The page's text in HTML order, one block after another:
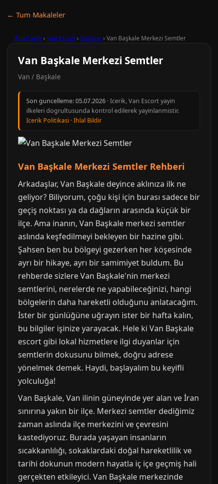
← Tum Makaleler
Ana Sayfa › Van Escort› Başkale› Van Başkale Merkezi Semtler
Van Başkale Merkezi Semtler
Van / Başkale
Son guncelleme:05.07.2026 · Icerik, Van Escort yayin
ilkeleri dogrultusunda kontrol edilerek yayinlanmistir.
Icerik Politikasi ·Ihlal Bildir
Van Başkale Merkezi Semtler Rehberi
Arkadaşlar, Van Başkale deyince aklınıza ilk ne
geliyor? Biliyorum, çoğu kişi için burası sadece bir
geçiş noktası ya da dağların arasında küçük bir
ilçe. Ama inanın, Van Başkale merkezi semtler
aslında keşfedilmeyi bekleyen bir hazine gibi.
Şahsen ben bu bölgeyi gezerken her köşesinde
ayrı bir hikaye, ayrı bir samimiyet buldum. Bu
rehberde sizlere Van Başkale'nin merkezi
semtlerini, nerelerde ne yapabileceğinizi, hangi
bölgelerin daha hareketli olduğunu anlatacağım.
İster bir günlüğüne uğrayın ister bir hafta kalın,
bu bilgiler işinize yarayacak. Hele ki Van Başkale
escort gibi lokal hizmetlere ilgi duyanlar için
semtlerin dokusunu bilmek, doğru adrese
yönelmek demek. Haydi, başlayalım bu keyifli
yolculuğa!
Van Başkale, Van ilinin güneyinde yer alan ve İran
sınırına yakın bir ilçe. Merkezi semtler dediğimiz
zaman aslında ilçe merkezini ve çevresini
kastediyoruz. Burada yaşayan insanların
sıcakkanlılığı, sokaklardaki doğal hareketlilik ve
tarihi dokunun modern hayatla iç içe geçmiş hali
gerçekten etkileyici. Van Başkale merkezinde